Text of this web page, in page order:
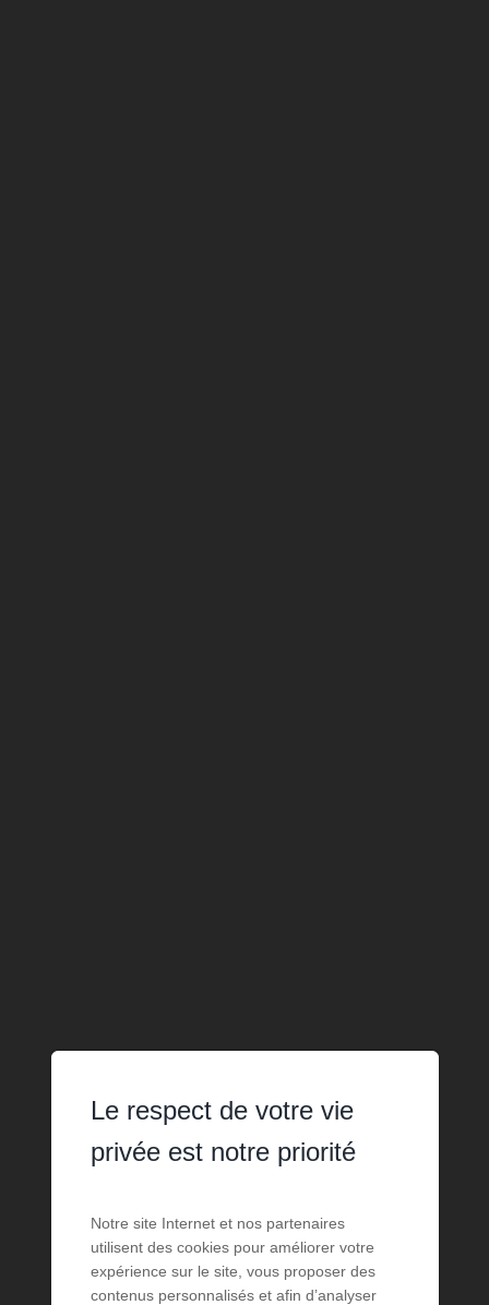
Le respect de votre vie
privée est notre priorité
Notre site Internet et nos partenaires
utilisent des cookies pour améliorer votre
expérience sur le site, vous proposer des
contenus personnalisés et afin d’analyser